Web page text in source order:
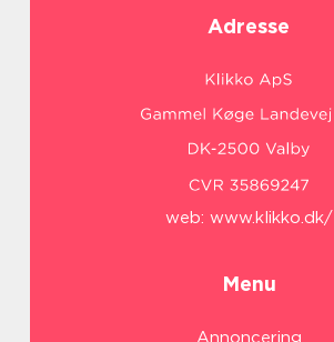
Adresse
web: www.klikko.dk/
Menu
Annoncering